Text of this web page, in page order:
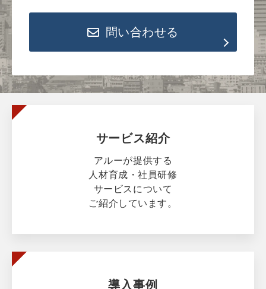
問い合わせる
サービス紹介
アルーが提供する
人材育成・社員研修
サービスについて
ご紹介しています。
導入事例